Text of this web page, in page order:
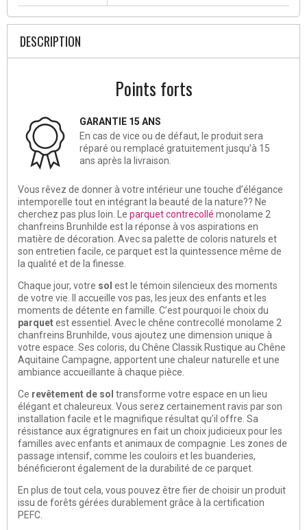
DESCRIPTION
Points forts
GARANTIE 15 ANS
En cas de vice ou de défaut, le produit sera
réparé ou remplacé gratuitement jusqu’à 15
ans après la livraison.
Vous rêvez de donner à votre intérieur une touche d’élégance
intemporelle tout en intégrant la beauté de la nature?? Ne
cherchez pas plus loin. Le parquet contrecollé monolame 2
chanfreins Brunhilde est la réponse à vos aspirations en
matière de décoration. Avec sa palette de coloris naturels et
son entretien facile, ce parquet est la quintessence même de
la qualité et de la finesse.
Chaque jour, votre sol est le témoin silencieux des moments
de votre vie. Il accueille vos pas, les jeux des enfants et les
moments de détente en famille. C’est pourquoi le choix du
parquetest essentiel. Avec le chêne contrecollé monolame 2
chanfreins Brunhilde, vous ajoutez une dimension unique à
votre espace. Ses coloris, du Chêne Classik Rustique au Chêne
Aquitaine Campagne, apportent une chaleur naturelle et une
ambiance accueillante à chaque pièce.
Ce revêtement de sol transforme votre espace en un lieu
élégant et chaleureux. Vous serez certainement ravis par son
installation facile et le magnifique résultat qu’il offre. Sa
résistance aux égratignures en fait un choix judicieux pour les
familles avec enfants et animaux de compagnie. Les zones de
passage intensif, comme les couloirs et les buanderies,
bénéficieront également de la durabilité de ce parquet.
En plus de tout cela, vous pouvez être fier de choisir un produit
issu de forêts gérées durablement grâce à la certification
PEFC.